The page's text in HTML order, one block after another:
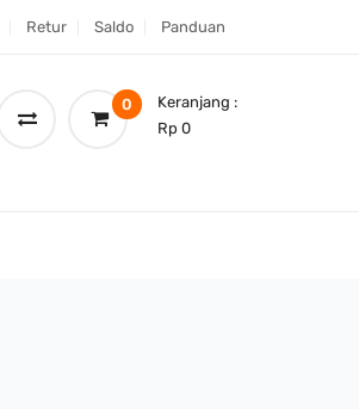
Retur Saldo Panduan
0
Keranjang :
Rp 0